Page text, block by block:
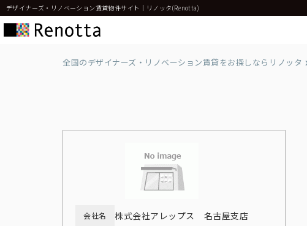
デザイナーズ・リノベーション賃貸物件サイト｜リノッタ(Renotta)
全国のデザイナーズ・リノベーション賃貸をお探しならリノッタ
会社名 株式会社アレップス 名古屋支店